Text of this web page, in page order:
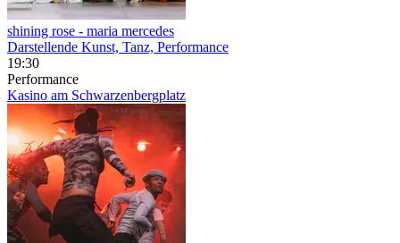
shining rose - maria mercedes
Darstellende Kunst, Tanz, Performance
19:30
Performance
Kasino am Schwarzenbergplatz